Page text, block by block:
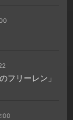
フリーレン」